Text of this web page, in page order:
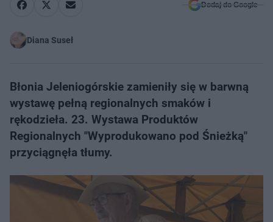
Dodaj do Google
Diana Suseł
Błonia Jeleniogórskie zamieniły się w barwną
wystawę pełną regionalnych smaków i
rękodzieła. 23. Wystawa Produktów
Regionalnych "Wyprodukowano pod Śnieżką"
przyciągnęła tłumy.